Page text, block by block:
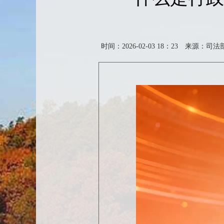
时间：2026-02-03 18：23 来源：司法